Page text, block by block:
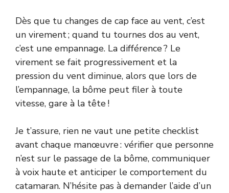
Dès que tu changes de cap face au vent, c’est
un virement ; quand tu tournes dos au vent,
c’est une empannage. La différence ? Le
virement se fait progressivement et la
pression du vent diminue, alors que lors de
l’empannage, la bôme peut filer à toute
vitesse, gare à la tête !
Je t’assure, rien ne vaut une petite checklist
avant chaque manœuvre : vérifier que personne
n’est sur le passage de la bôme, communiquer
à voix haute et anticiper le comportement du
catamaran. N’hésite pas à demander l’aide d’un